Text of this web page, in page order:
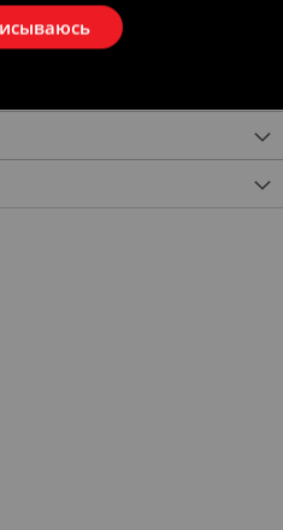
цвет заменяемой крышки на
с которым работает